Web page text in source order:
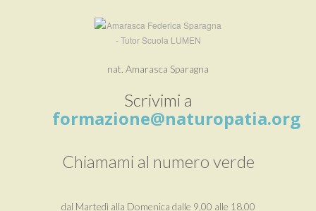
nat. Amarasca Sparagna
Scrivimi a
formazione@naturopatia.org
Chiamami al numero verde
dal Martedì alla Domenica dalle 9,00 alle 18,00